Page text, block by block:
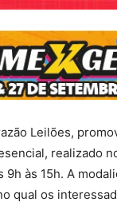
Leilões,
realizado
9h às 15h. A
qual os